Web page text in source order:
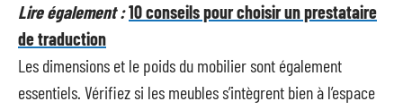
Lire également :10 conseils pour choisir un prestataire
de traduction
Les dimensions et le poids du mobilier sont également
essentiels. Vérifiez si les meubles s’intègrent bien à l’espace